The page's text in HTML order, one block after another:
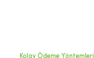
Kolay Ödeme Yöntemleri